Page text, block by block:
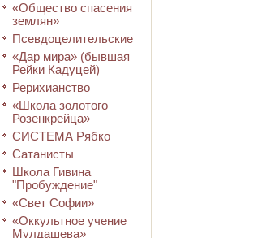
«Общество спасения
землян»
Псевдоцелительские
«Дар мира» (бывшая
Рейки Кадуцей)
Рерихианство
«Школа золотого
Розенкрейца»
СИСТЕМА Рябко
Сатанисты
Школа Гивина
"Пробуждение"
«Свет Софии»
«Оккультное учение
Мулдашева»